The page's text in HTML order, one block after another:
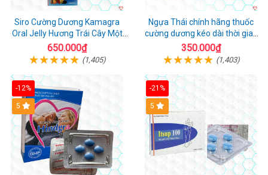
Siro Cường Dương Kamagra
Oral Jelly Hương Trái Cây Một
Hộp 7 Gói 100g
650.000₫
(1,405)
Ngựa Thái chính hãng thuốc
cường dương kéo dài thời gian
cho Nam hộp 10 viên
350.000₫
(1,403)
-12%
5
-21%
5